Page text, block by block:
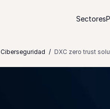
Sectores
Ciberseguridad DXC zero trust